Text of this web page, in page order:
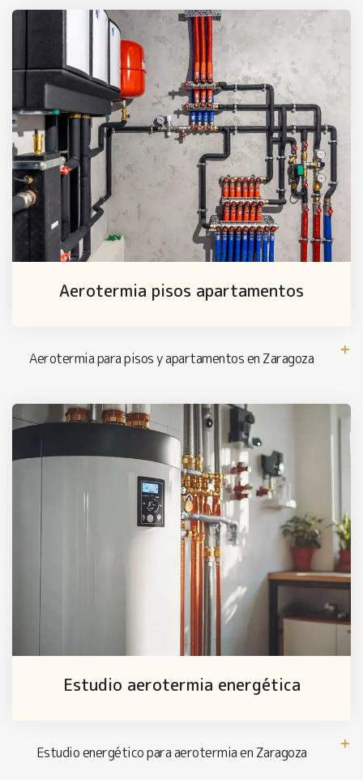
Aerotermia pisos apartamentos
Aerotermia para pisos y apartamentos en Zaragoza
Estudio aerotermia energética
Estudio energético para aerotermia en Zaragoza